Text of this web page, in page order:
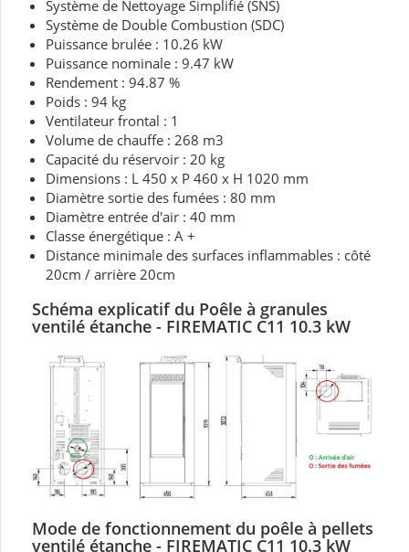
Système de Nettoyage Simplifié (SNS)
Système de Double Combustion (SDC)
Puissance brulée : 10.26 kW
Puissance nominale : 9.47 kW
Rendement : 94.87 %
Poids : 94 kg
Ventilateur frontal : 1
Volume de chauffe : 268 m3
Capacité du réservoir : 20 kg
Dimensions : L 450 x P 460 x H 1020 mm
Diamètre sortie des fumées : 80 mm
Diamètre entrée d'air : 40 mm
Classe énergétique : A +
Distance minimale des surfaces inflammables : côté
20cm / arrière 20cm
Schéma explicatif du Poêle à granules
ventilé étanche - FIREMATIC C11 10.3 kW
Mode de fonctionnement du poêle à pellets
ventilé étanche - FIREMATIC C11 10.3 kW